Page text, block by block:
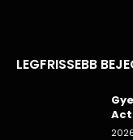
LEGFRISSEBB